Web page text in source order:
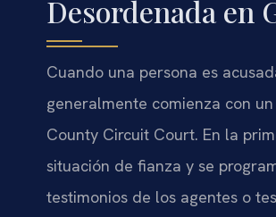
Desordenada en
Cuando una persona es
generalmente comienza con
County Circuit Court. En la
situación de fianza y se
testimonios de los agentes o